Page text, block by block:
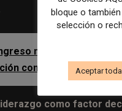
mundial de WAN-
con las plataformas
como factor
bloque o
selección o
Aceptar